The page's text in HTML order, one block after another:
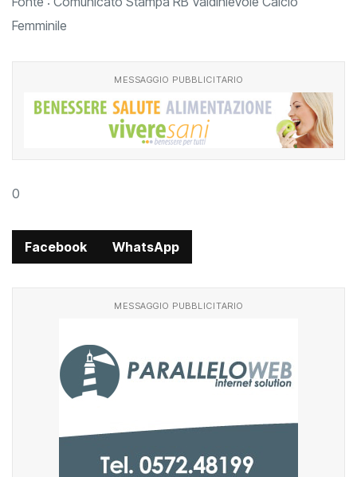
Femminile
MESSAGGIO PUBBLICITARIO
0
Facebook WhatsApp
MESSAGGIO PUBBLICITARIO